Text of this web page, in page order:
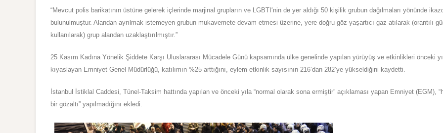
“Mevcut polis barikatının üstüne gelerek iç erinde marjinal grupların ve LGBTI’nin de yer aldığı 50 kişi lik grubun dağı lmaları yönünde
bulunulmuştur. Alandan ayrılmak istemeyen grubun mukavemete devam etmesi üzerine, yere doğru göz yaşartıcı gaz atılarak (orantılı gü
kullanılarak) grup alandan uzaklaştırılmıştır.”
25 Kasım Kadına Yönelik Şiddete Karşı Uluslararası Mücadele Günü kapsamında ülke genelinde yapılan yürüyüş ve etkinlikleri önceki
kıyaslayan Emniyet Genel Müdürlüğü, katılımın %25 arttığını, eylem etkinlik sayısının 216’dan 282’ye yükseldiğini kaydetti.
İstanbul İstiklal Caddesi, Tünel-Taksim hattında yapılan ve önceki yıla “normal olarak sona ermiştir” açıklaması yapan Emniyet (EGM),
bir gözaltı” yapılmadığını ekledi.